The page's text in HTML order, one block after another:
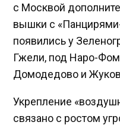
с Москвой
вышки с
появились у
Гжели, под Наро-
Домодедово и
Укрепление
связано с ростом